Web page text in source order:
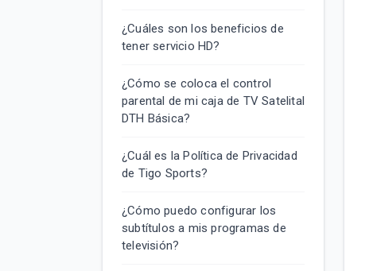
¿Cuáles son los beneficios de
tener servicio HD?
¿Cómo se coloca el control
parental de mi caja de TV Satelital
DTH Básica?
¿Cuál es la Política de Privacidad
de Tigo Sports?
¿Cómo puedo configurar los
subtítulos a mis programas de
televisión?